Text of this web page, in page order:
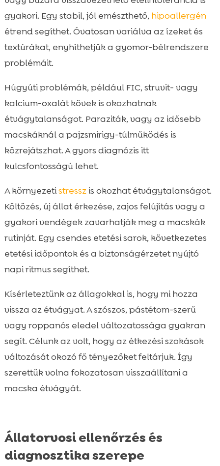
gyakori. Egy stabil, jól emészthető, hipoallergén
étrend segíthet. Óvatosan variálva az ízeket és
textúrákat, enyhíthetjük a gyomor-bélrendszere
problémáit.
Húgyúti problémák, például FIC, struvit- vagy
kalcium-oxalát kövek is okozhatnak
étvágytalanságot. Paraziták, vagy az idősebb
macskáknál a pajzsmirigy-túlműködés is
közrejátszhat. A gyors diagnózis itt
kulcsfontosságú lehet.
A környezetistresszis okozhat étvágytalanságot.
Költözés, új állat érkezése, zajos felújítás vagy a
gyakori vendégek zavarhatják meg a macskák
rutinját. Egy csendes etetési sarok, következetes
etetési időpontok és a biztonságérzetet nyújtó
napi ritmus segíthet.
Kísérleteztünk az állagokkal is, hogy mi hozza
vissza az étvágyat. A szószos, pástétom-szerű
vagy roppanós eledel változatossága gyakran
segít. Célunk az volt, hogy az étkezési szokások
változását okozó fő tényezőket feltárjuk. Így
szerettük volna fokozatosan visszaállítani a
macska étvágyát.
Állatorvosi ellenőrzés és
diagnosztika szerepe